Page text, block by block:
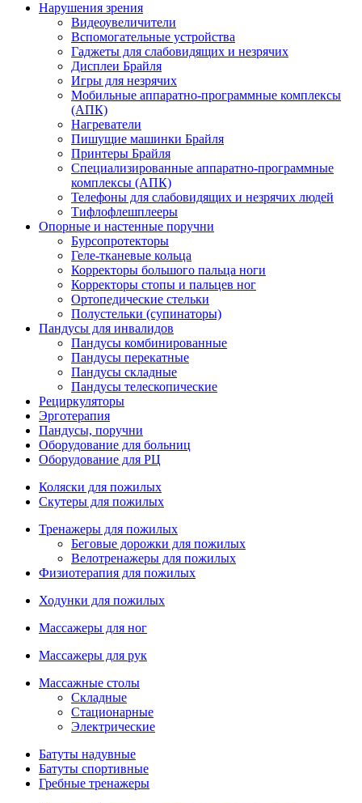
Нарушения зрения
Видеоувеличители
Вспомогательные устройства
Гаджеты для слабовидящих и незрячих
Дисплеи Брайля
Игры для незрячих
Мобильные аппаратно-программные комплексы
(АПК)
Нагреватели
Пишущие машинки Брайля
Принтеры Брайля
Специализированные аппаратно-программные
комплексы (АПК)
Телефоны для слабовидящих и незрячих людей
Тифлофлешплееры
Опорные и настенные поручни
Бурсопротекторы
Геле-тканевые кольца
Корректоры большого пальца ноги
Корректоры стопы и пальцев ног
Ортопедические стельки
Полустельки (супинаторы)
Пандусы для инвалидов
Пандусы комбинированные
Пандусы перекатные
Пандусы складные
Пандусы телескопические
Рециркуляторы
Эрготерапия
Пандусы, поручни
Оборудование для больниц
Оборудование для РЦ
Коляски для пожилых
Скутеры для пожилых
Тренажеры для пожилых
Беговые дорожки для пожилых
Велотренажеры для пожилых
Физиотерапия для пожилых
Ходунки для пожилых
Массажеры для ног
Массажеры для рук
Массажные столы
Складные
Стационарные
Электрические
Батуты надувные
Батуты спортивные
Гребные тренажеры